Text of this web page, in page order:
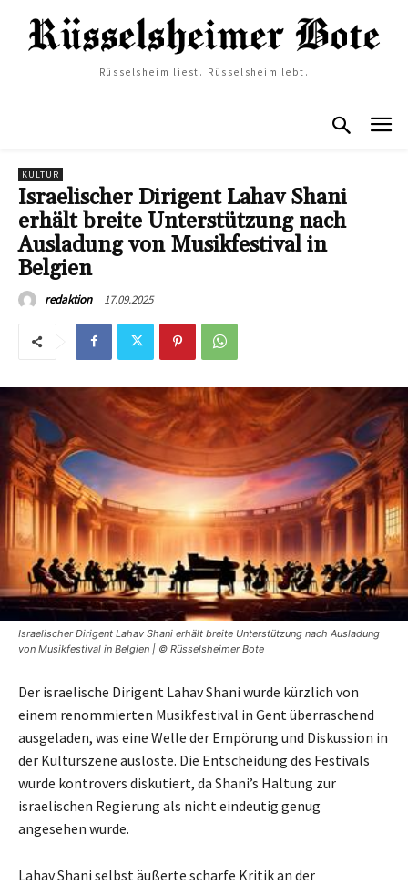
Rüsselsheim liest. Rüsselsheim lebt.
KULTUR
Israelischer Dirigent Lahav Shani
erhält breite Unterstützung nach
Ausladung von Musikfestival in
Belgien
redaktion 17.09.2025
Israelischer Dirigent Lahav Shani erhält breite Unterstützung nach Ausladung
von Musikfestival in Belgien | © Rüsselsheimer Bote
Der israelische Dirigent Lahav Shani wurde kürzlich von
einem renommierten Musikfestival in Gent überraschend
ausgeladen, was eine Welle der Empörung und Diskussion in
der Kulturszene auslöste. Die Entscheidung des Festivals
wurde kontrovers diskutiert, da Shani’s Haltung zur
israelischen Regierung als nicht eindeutig genug
angesehen wurde.
Lahav Shani selbst äußerte scharfe Kritik an der